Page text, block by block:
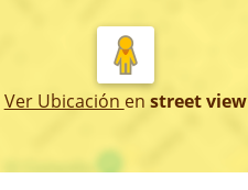
Ver Ubicación en street view